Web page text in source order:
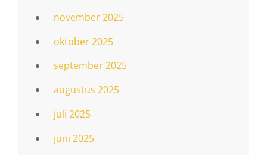
november 2025
oktober 2025
september 2025
augustus 2025
juli 2025
juni 2025